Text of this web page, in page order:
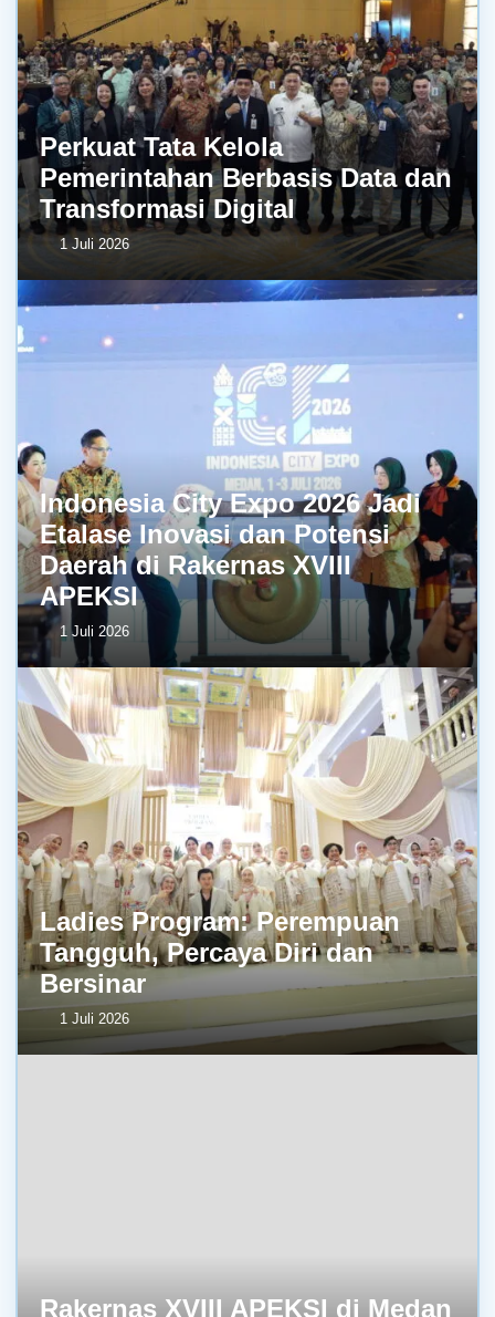
Perkuat Tata Kelola
Pemerintahan Berbasis Data dan
Transformasi Digital
1 Juli 2026
Indonesia City Expo 2026 Jadi
Etalase Inovasi dan Potensi
Daerah di Rakernas XVIII
APEKSI
1 Juli 2026
Ladies Program: Perempuan
Tangguh, Percaya Diri dan
Bersinar
1 Juli 2026
Rakernas XVIII APEKSI di Medan